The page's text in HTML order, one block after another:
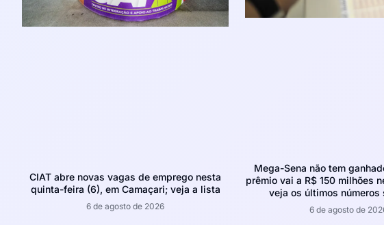
CIAT abre novas vagas de emprego nesta
quinta-feira (6), em Camaçari; veja a lista
6 de agosto de 2026
Mega-Sena não tem
prêmio vai a R$ 150 milhões
veja os últimos números
6 de agosto de